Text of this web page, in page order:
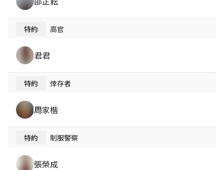
特約 高官
君君
特約 倖存者
周家楷
特約 制服警察
張榮成